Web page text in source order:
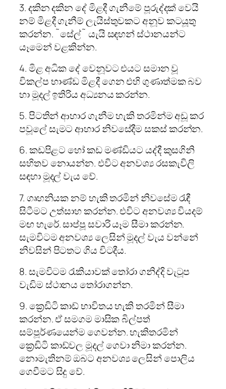
3. දකින දකින දේ මිළදී ගැනීමේ පූරුද්දක් වෙයි
නම් මිළදී ගැනීම් ලැයිස්තුවකට අනූව කටයූතු
කරන්න. ˜‍සේල්˜‍ යැයි සඳහන් ස්ථානයන්ට
යෑමෙන් වළකින්න.
4. මිළ අධික දේ වෙනූවට එයට සමාන වූ
විකල්ප භාණ්ඩ මිළදී ගෙන එහි ගුණාත්මක බව
හා මූදල් ඉතිරිය අධ්‍යනය කරන්න.
5. පිටතින් ආහාර ගැනීම හැකි තරමින්ම අඩූ කර
පවූලේ සැමට ආහාර නිවසේදීම සකස් කරන්න.
6. කඩපිළට හෝ කඩ මණ්ඩියට යද්දී කුසගිනි
සහිතව නොයන්න. එවිට අනවශ්‍ය රසකැවිලි
සඳහා මූදල් වැය වේ.
7. ගෘහනියක නම් හැකි තරමින් නිවසේම රැඳී
සිටීමට උත්සාහ කරන්න. එවිට අනවශ්‍ය වියදම්
මඟ හැරේ. සාප්පූ සවාරි යෑම සීමා කරන්න.
සැමවිටම අනවශ්‍ය ලෙසින් මූදල් වැය වන්නේ
නිවසින් පිටතට ගිය විටදීය.
8. සැමවිටම රැකියාවක් තෝරා ගනිද්දි වැටූප
වැඩිම ස්ථානය තෝරාගන්න.
9. ක්‍රෙඩිටි කාඩ් භාවිතය හැකි තරමින් සීමා
කරන්න. ඒ සමගම මාසික බිල්පත්
සම්පූර්ණයෙන්ම ගෙවන්න. හැකිතරමින්
ක්‍රෙඩිටි කාඩ්වල මූදල් ගෙවා නිමා කරන්න.
නොමැතිනම් ඔබට අනවශ්‍ය ලෙසින් පොලිය
ගෙවීමට සිදු වේ.